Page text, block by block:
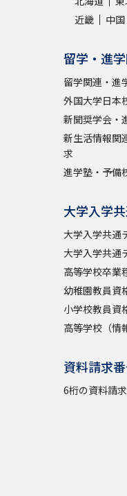
近畿
中国
留学・進
留学関連・進
外国大学日本
新聞奨学会・
新生活情報関
求
進学塾・予備
大学入学
大学入学共通
大学入学共通
高等学校卒業
幼稚園教員資
小学校教員資
高等学校（情
資料請求
6桁の資料請